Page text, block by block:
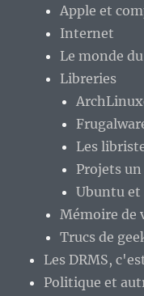
Apple et
Internet
Le monde
Libreries
Les
Projets
Ubuntu
Mémoire de
Trucs de
Les DRMS,
Politique et